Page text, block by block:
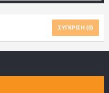
ΣΎΓΚΡΙΣΗ (0)